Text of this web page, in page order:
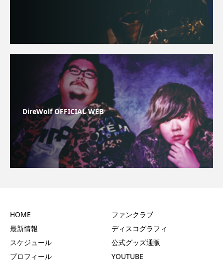
DireWolf OFFICIAL WEB
HOME
最新情報
スケジュール
プロフィール
ファンクラブ
ディスコグラフィ
公式グッズ通販
YOUTUBE